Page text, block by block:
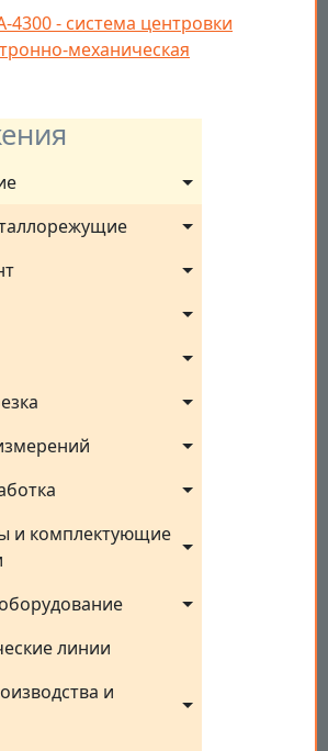
и комплектующие
линии
и
4300 - система центровки
механическая